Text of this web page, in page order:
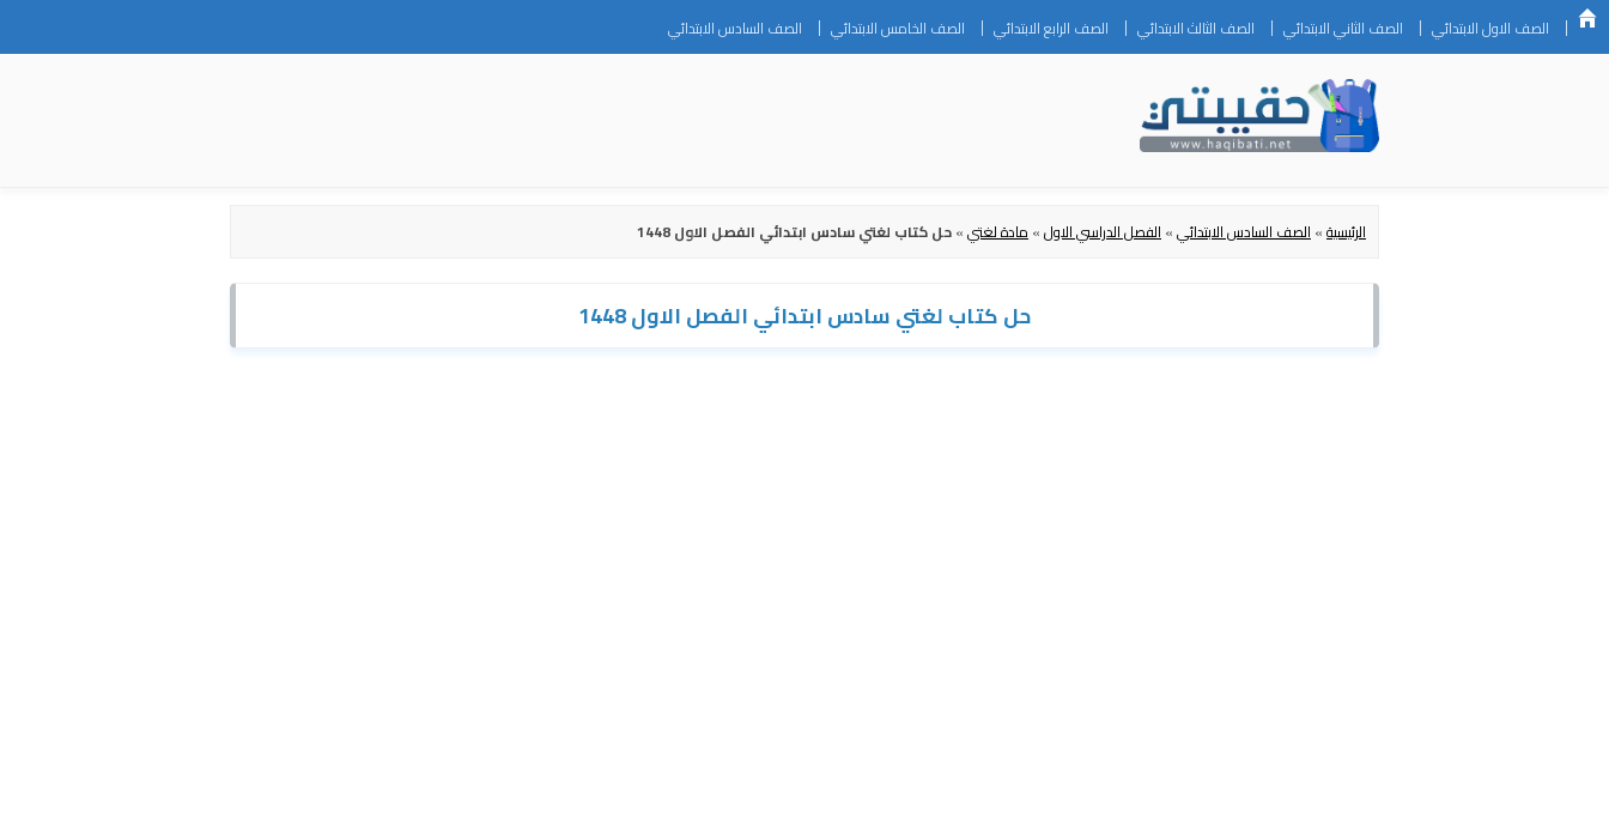
Skip
to
الصف الاول الابتدائي الصف الثاني الابتدائي الصف الثالث الابتدائي الصف الرابع الابتدائي الصف الخامس الابتدائي الصف السادس الابتدائي
الرئيسية»الصف السادس الابتدائي»الفصل الدراسي الاول»مادة لغتي»حل كتاب لغتي سادس ابتدائي الفصل الاول 1448
حل كتاب لغتي سادس ابتدائي الفصل الاول 1448